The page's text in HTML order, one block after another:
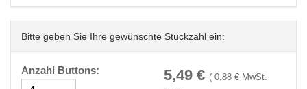
Bitte geben Sie Ihre gewünschte Stückzahl ein:
Anzahl Buttons: 5,49 € ( 0,88 € MwSt.